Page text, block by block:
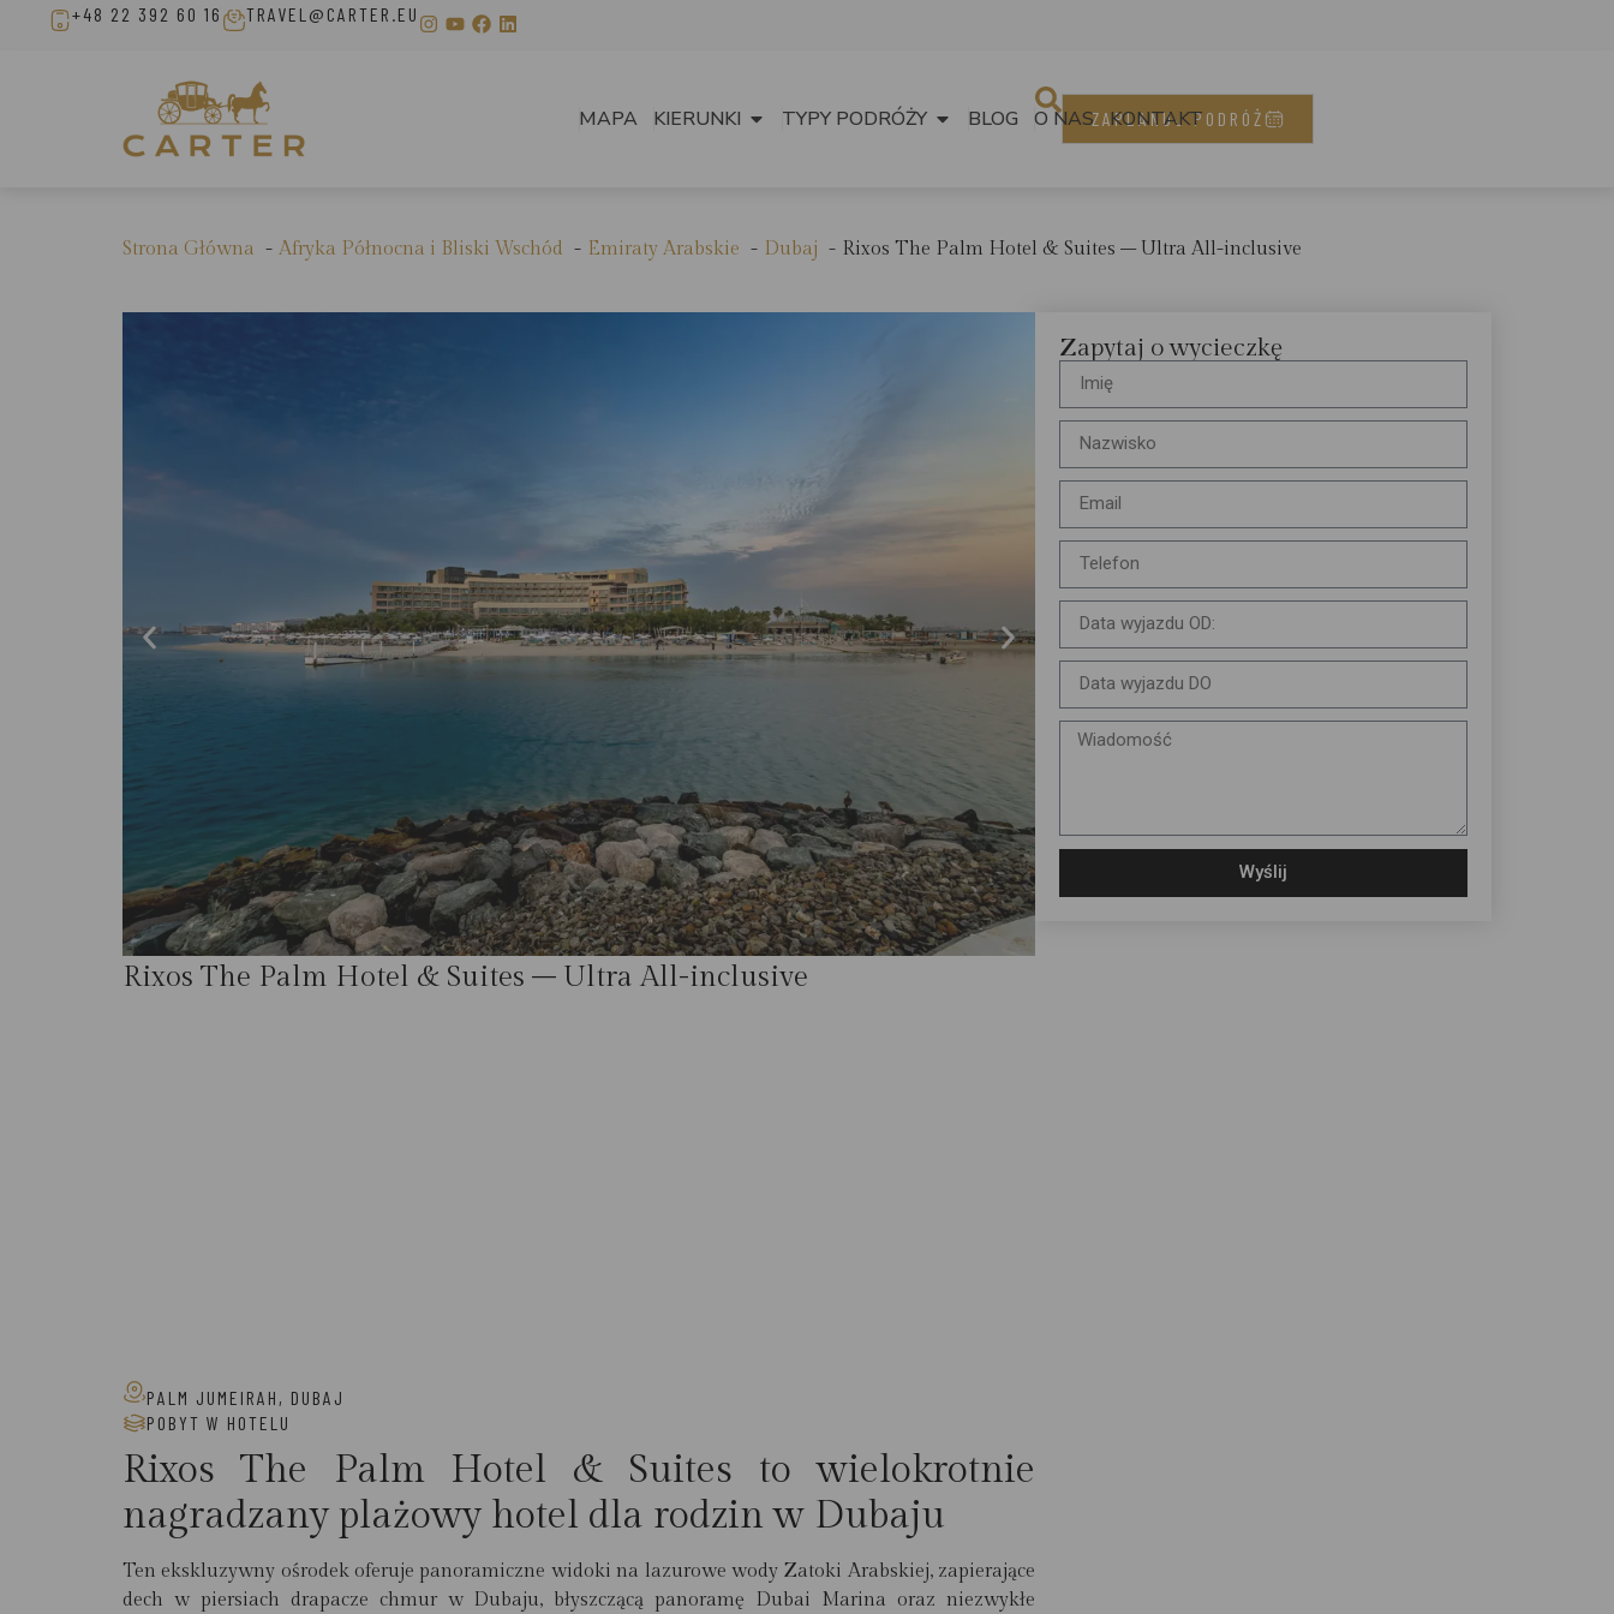
+48 22 392 60 16 TRAVEL@CARTER.EU
MAPA KIERUNKI TYPY PODRÓŻY BLOG O NAS KONTAKT
ZAPLANUJ PODRÓŻ
Strona Główna Afryka Północna i Bliski Wschód Emiraty Arabskie Dubaj Rixos The Palm Hotel & Suites – Ultra All-inclusive
Rixos The Palm Hotel & Suites – Ultra All-inclusive
PALM JUMEIRAH, DUBAJ
POBYT W HOTELU
Rixos The Palm Hotel & Suites to wielokrotnie
nagradzany plażowy hotel dla rodzin w Dubaju
Ten ekskluzywny ośrodek oferuje panoramiczne widoki na lazurowe wody Zatoki Arabskiej, zapierające
dech w piersiach drapacze chmur w Dubaju, błyszczącą panoramę Dubai Marina oraz niezwykłe
Zapytaj o wycieczkę
Wyślij